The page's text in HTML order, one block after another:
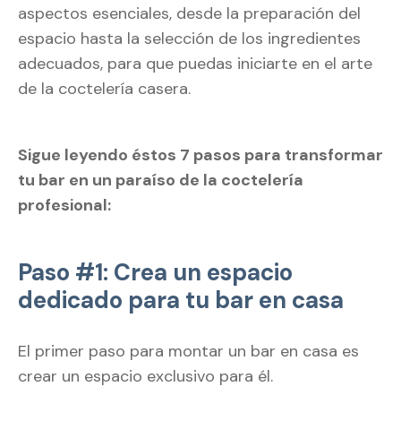
aspectos esenciales, desde la preparación del
espacio hasta la selección de los ingredientes
adecuados, para que puedas iniciarte en el arte
de la coctelería casera.
Sigue leyendo éstos 7 pasos para transformar
tu bar en un paraíso de la coctelería
profesional:
Paso #1: Crea un espacio
dedicado para tu bar en casa
El primer paso para montar un bar en casa es
crear un espacio exclusivo para él.